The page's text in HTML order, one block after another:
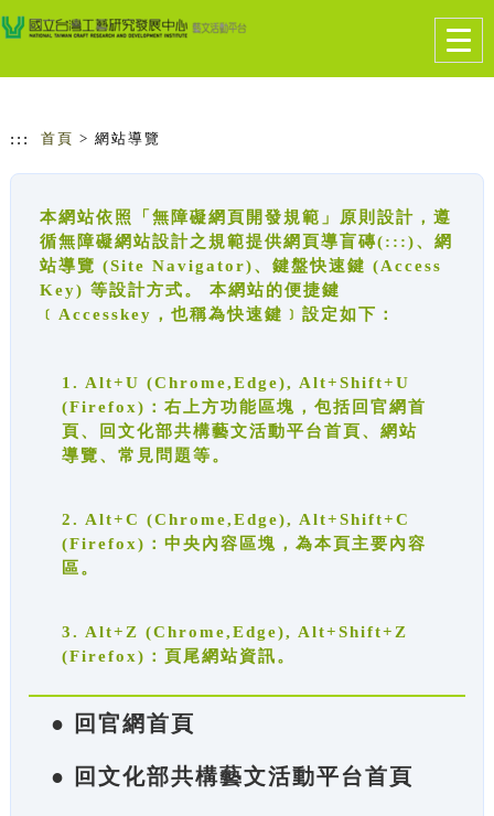
跳到主要內容
網站導覽
::: 首頁 > 網站導覽
本網站依照「無障礙網頁開發規範」原則設計，遵
循無障礙網站設計之規範提供網頁導盲磚(:::)、網
站導覽 (Site Navigator)、鍵盤快速鍵 (Access
Key) 等設計方式。 本網站的便捷鍵
﹝Accesskey，也稱為快速鍵﹞設定如下：
1. Alt+U (Chrome,Edge), Alt+Shift+U
(Firefox)：右上方功能區塊，包括回官網首
頁、回文化部共構藝文活動平台首頁、網站
導覽、常見問題等。
2. Alt+C (Chrome,Edge), Alt+Shift+C
(Firefox)：中央內容區塊，為本頁主要內容
區。
3. Alt+Z (Chrome,Edge), Alt+Shift+Z
(Firefox)：頁尾網站資訊。
● 回官網首頁
● 回文化部共構藝文活動平台首頁